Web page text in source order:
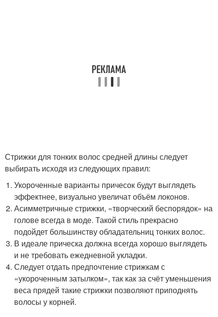
Стрижки для тонких волос средней длины следует
выбирать исходя из следующих правил:
Укороченные варианты причесок будут выглядеть
эффектнее, визуально увеличат объём локонов.
Асимметричные стрижки, «творческий беспорядок» на
голове всегда в моде. Такой стиль прекрасно
подойдет большинству обладательниц тонких волос.
В идеале прическа должна всегда хорошо выглядеть
и не требовать ежедневной укладки.
Следует отдать предпочтение стрижкам с
«укороченным затылком», так как за счёт уменьшения
веса прядей такие стрижки позволяют приподнять
волосы у корней.